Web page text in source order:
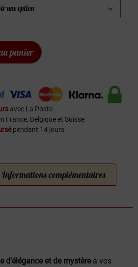
panier
avec La Poste
France, Belgique et Suisse
pendant 14 jours
Informations complémentaires
d’élégance et de mystèreà vos